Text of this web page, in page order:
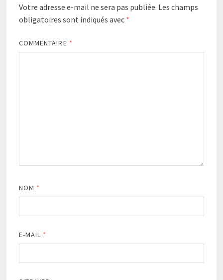
Votre adresse e-mail ne sera pas publiée. Les champs
obligatoires sont indiqués avec *
COMMENTAIRE *
NOM *
E-MAIL *